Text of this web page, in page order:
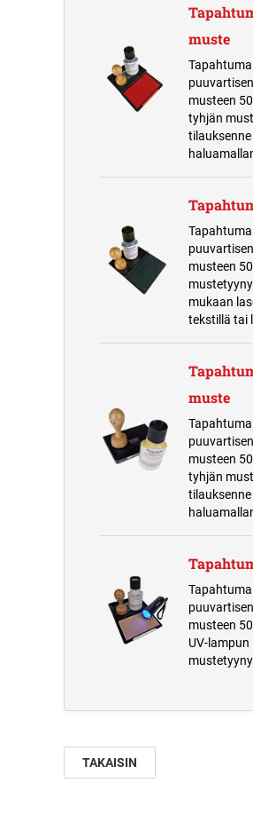
muste
musteen
tyhjän
musteen
mukaan
tekstillä tai
muste
musteen
tyhjän
musteen
UV-lampun
TAKAISIN